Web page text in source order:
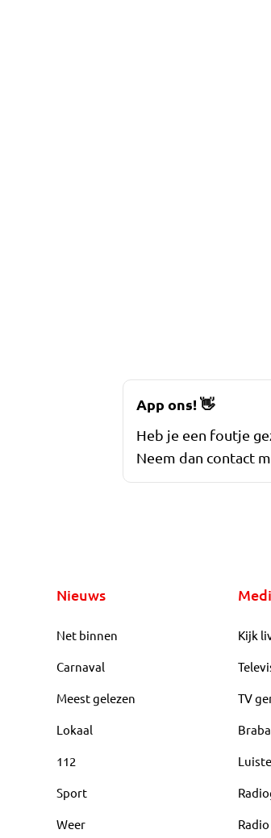
App ons!👋
Heb je een foutje
Neem dan contact
Nieuws
Net binnen
Carnaval
Meest gelezen
Lokaal
112
Sport
Weer
Kijk
TV